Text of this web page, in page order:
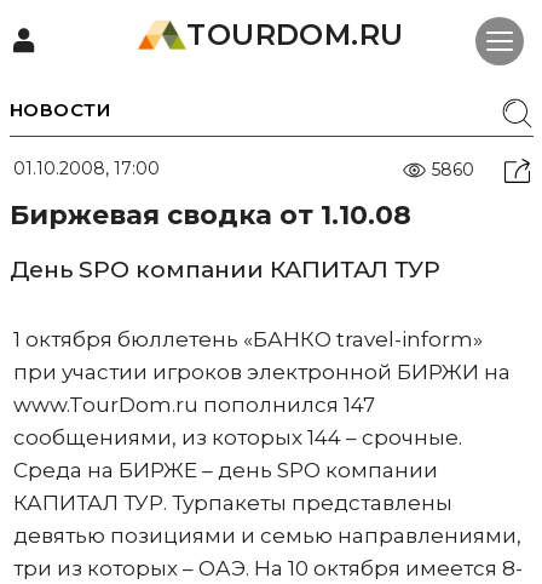
TOURDOM.RU
НОВОСТИ
01.10.2008, 17:00 5860
Биржевая сводка от 1.10.08
День SPO компании КАПИТАЛ ТУР
1 октября бюллетень «БАНКО travel-inform»
при участии игроков электронной БИРЖИ на
www.TourDom.ru пополнился 147
сообщениями, из которых 144 – срочные.
Среда на БИРЖЕ – день SPO компании
КАПИТАЛ ТУР. Турпакеты представлены
девятью позициями и семью направлениями,
три из которых – ОАЭ. На 10 октября имеется 8-